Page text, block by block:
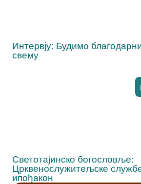
Интервју: Будимо
свему
Светотајинско богословље:
Црквенослужитељске
ипођакон